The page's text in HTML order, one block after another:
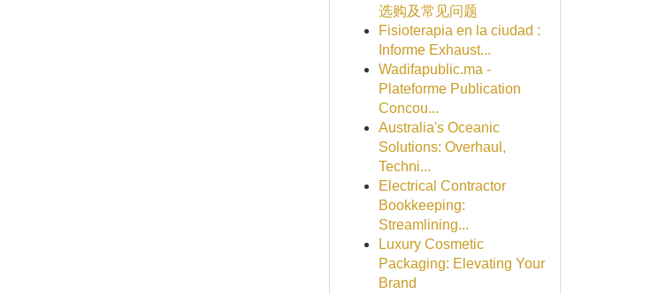
选购及常见问题
Fisioterapia en la ciudad :
Informe Exhaust...
Wadifapublic.ma -
Plateforme Publication
Concou...
Australia's Oceanic
Solutions: Overhaul,
Techni...
Electrical Contractor
Bookkeeping:
Streamlining...
Luxury Cosmetic
Packaging: Elevating Your
Brand